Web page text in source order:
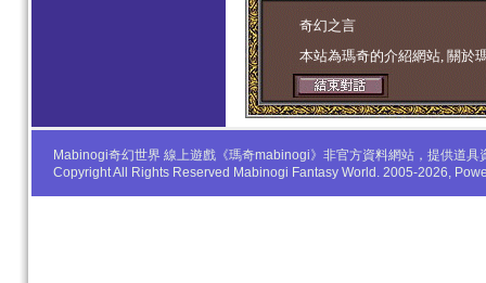
学生妹 奇幻之言
本站為瑪奇的介紹網站, 關於
Mabinogi奇幻世界 線上遊戲《瑪奇mabinogi》非官方資料網站，提供道
Copyright All Rights Reserved Mabinogi Fantasy World. 2005-2026,